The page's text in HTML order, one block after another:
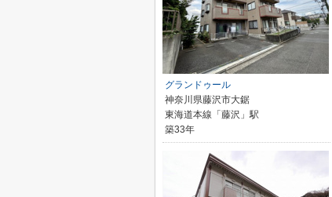
グランドゥール
神奈川県藤沢市大鋸
東海道本線「藤沢」駅
築33年